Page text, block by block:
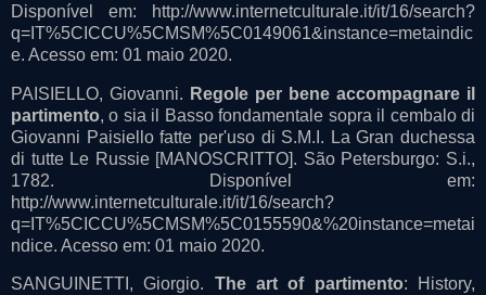
Disponível em: http://www.internetculturale.it/it/16/search?
q=IT%5CICCU%5CMSM%5C0149061&instance=metaindic
e. Acesso em: 01 maio 2020.
PAISIELLO, Giovanni. Regole per bene accompagnare il
partimento, o sia il Basso fondamentale sopra il cembalo di
Giovanni Paisiello fatte per'uso di S.M.I. La Gran duchessa
di tutte Le Russie [MANOSCRITTO]. São Petersburgo: S.i.,
1782. Disponível em:
http://www.internetculturale.it/it/16/search?
q=IT%5CICCU%5CMSM%5C0155590&%20instance=metai
ndice. Acesso em: 01 maio 2020.
SANGUINETTI, Giorgio. The art of partimento: History,